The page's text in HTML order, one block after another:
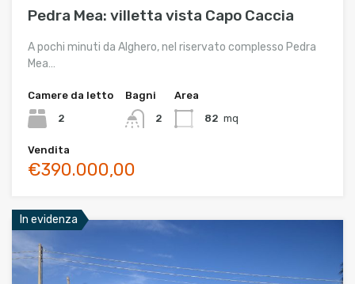
Pedra Mea: villetta vista Capo Caccia
A pochi minuti da Alghero, nel riservato complesso Pedra
Mea…
Camere da letto
2
Bagni
2
Area
82 mq
Vendita
€390.000,00
In evidenza